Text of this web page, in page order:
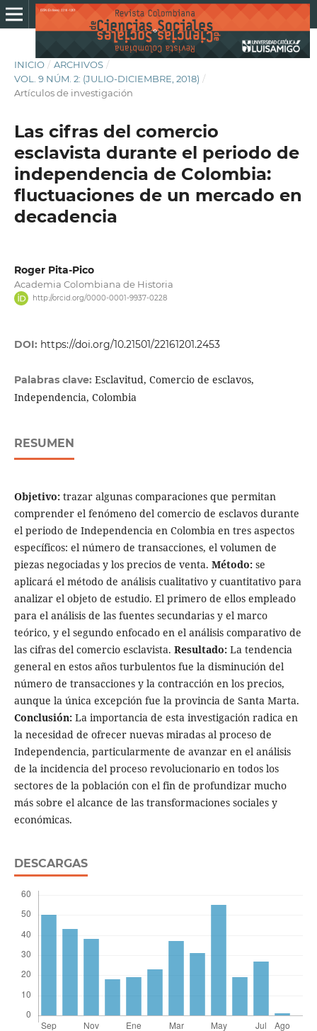
INICIO / ARCHIVOS /
VOL. 9 NÚM. 2: (JULIO-DICIEMBRE, 2018) /
Artículos de investigación
Las cifras del comercio
esclavista durante el periodo de
independencia de Colombia:
fluctuaciones de un mercado en
decadencia
Roger Pita-Pico
Academia Colombiana de Historia
http://orcid.org/0000-0001-9937-0228
DOI: https://doi.org/10.21501/22161201.2453
Palabras clave: Esclavitud, Comercio de esclavos,
Independencia, Colombia
RESUMEN
Objetivo: trazar algunas comparaciones que permitan
comprender el fenómeno del comercio de esclavos durante
el periodo de Independencia en Colombia en tres aspectos
específicos: el número de transacciones, el volumen de
piezas negociadas y los precios de venta. Método:se
aplicará el método de análisis cualitativo y cuantitativo para
analizar el objeto de estudio. El primero de ellos empleado
para el análisis de las fuentes secundarias y el marco
teórico, y el segundo enfocado en el análisis comparativo de
las cifras del comercio esclavista. Resultado: La tendencia
general en estos años turbulentos fue la disminución del
número de transacciones y la contracción en los precios,
aunque la única excepción fue la provincia de Santa Marta.
Conclusión:La importancia de esta investigación radica en
la necesidad de ofrecer nuevas miradas al proceso de
Independencia, particularmente de avanzar en el análisis
de la incidencia del proceso revolucionario en todos los
sectores de la población con el fin de profundizar mucho
más sobre el alcance de las transformaciones sociales y
económicas.
DESCARGAS